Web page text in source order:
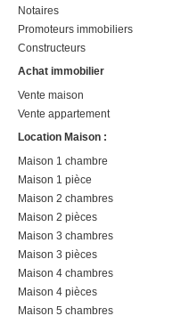
Notaires
Promoteurs immobiliers
Constructeurs
Achat immobilier
Vente maison
Vente appartement
Location Maison :
Maison 1 chambre
Maison 1 pièce
Maison 2 chambres
Maison 2 pièces
Maison 3 chambres
Maison 3 pièces
Maison 4 chambres
Maison 4 pièces
Maison 5 chambres